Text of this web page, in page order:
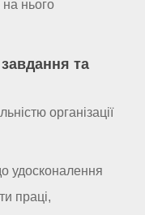
нього
та
організації
удосконалення
праці,